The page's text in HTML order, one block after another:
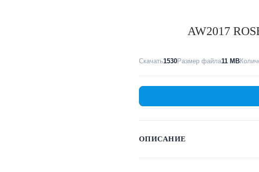
AW2017
Скачать1530Размер файла11 MB
ОПИСАНИЕ